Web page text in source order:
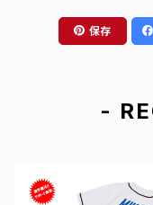
保存
-